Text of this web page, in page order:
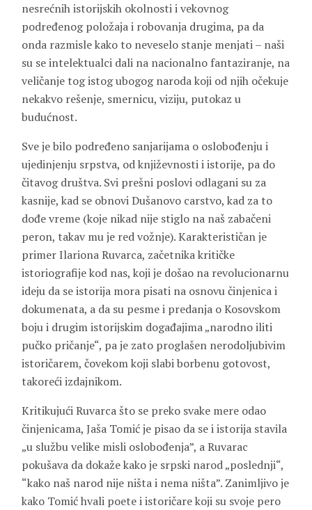
nesrećnih istorijskih okolnosti i vekovnog
podređenog položaja i robovanja drugima, pa da
onda razmisle kako to neveselo stanje menjati – naši
su se intelektualci dali na nacionalno fantaziranje, na
veličanje tog istog ubogog naroda koji od njih očekuje
nekakvo rešenje, smernicu, viziju, putokaz u
budućnost.
Sve je bilo podređeno sanjarijama o oslobođenju i
ujedinjenju srpstva, od književnosti i istorije, pa do
čitavog društva. Svi prešni poslovi odlagani su za
kasnije, kad se obnovi Dušanovo carstvo, kad za to
dođe vreme (koje nikad nije stiglo na naš zabačeni
peron, takav mu je red vožnje). Karakterističan je
primer Ilariona Ruvarca, začetnika kritičke
istoriografije kod nas, koji je došao na revolucionarnu
ideju da se istorija mora pisati na osnovu činjenica i
dokumenata, a da su pesme i predanja o Kosovskom
boju i drugim istorijskim događajima „narodno iliti
pučko pričanje“, pa je zato proglašen nerodoljubivim
istoričarem, čovekom koji slabi borbenu gotovost,
takoreći izdajnikom.
Kritikujući Ruvarca što se preko svake mere odao
činjenicama, Jaša Tomić je pisao da se i istorija stavila
„u službu velike misli oslobođenja”, a Ruvarac
pokušava da dokaže kako je srpski narod „poslednji“,
“kako naš narod nije ništa i nema ništa”. Zanimljivo je
kako Tomić hvali poete i istoričare koji su svoje pero